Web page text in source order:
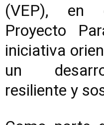
(VEP), en
Proyecto
iniciativa
un
resiliente y